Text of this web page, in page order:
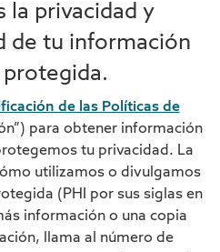
la privacidad y
de tu información
protegida.
de las Políticas de
para obtener información
tu privacidad. La
utilizamos o divulgamos
(PHI por sus siglas en
información o una copia
llama al número de